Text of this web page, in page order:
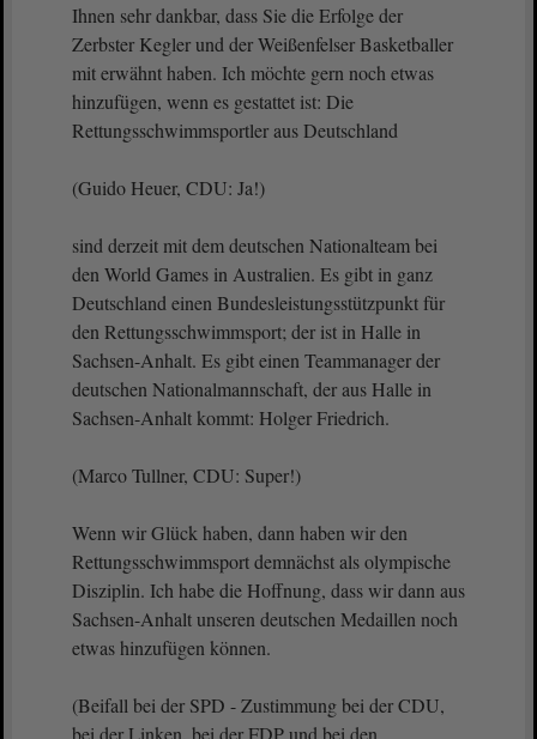
Ihnen sehr dankbar, dass Sie die Erfolge der
Zerbster Kegler und der Weißenfelser Basketballer
mit erwähnt haben. Ich möchte gern noch etwas
hinzufügen, wenn es gestattet ist: Die
Rettungsschwimmsportler aus Deutschland
(Guido Heuer, CDU: Ja!)
sind derzeit mit dem deutschen Nationalteam bei
den World Games in Australien. Es gibt in ganz
Deutschland einen Bundesleistungsstützpunkt für
den Rettungsschwimmsport; der ist in Halle in
Sachsen-Anhalt. Es gibt einen Teammanager der
deutschen Nationalmannschaft, der aus Halle in
Sachsen-Anhalt kommt: Holger Friedrich.
(Marco Tullner, CDU: Super!)
Wenn wir Glück haben, dann haben wir den
Rettungsschwimmsport demnächst als olympische
Disziplin. Ich habe die Hoffnung, dass wir dann aus
Sachsen-Anhalt unseren deutschen Medaillen noch
etwas hinzufügen können.
(Beifall bei der SPD - Zustimmung bei der CDU,
bei der Linken, bei der FDP und bei den